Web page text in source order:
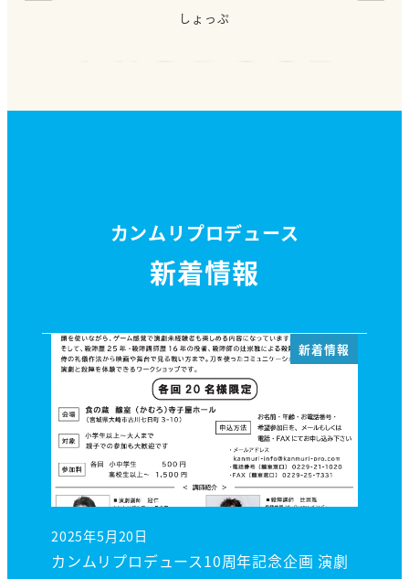
しょっぷ
カンムリプロデュース
新着情報
新着情報
カンムリプロデュース10周年記念企画 演劇
投稿日
2025年5月20日